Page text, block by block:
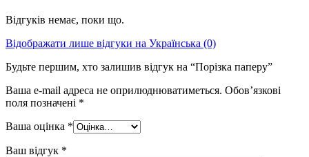
Відгуків немає, поки що.
Відображати лише відгуки на Українська (0)
Будьте першим, хто залишив відгук на “Порізка паперу”
Ваша e-mail адреса не оприлюднюватиметься. Обов’язкові
поля позначені *
Ваша оцінка *
Ваш відгук *